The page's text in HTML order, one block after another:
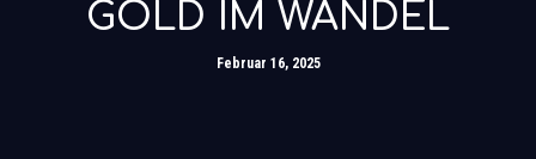
GOLD IM WANDEL
Februar 16, 2025